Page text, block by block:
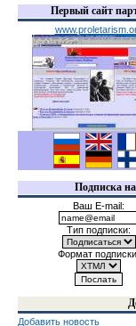
Первый сайт
Подписка
Ваш E-mail:
Тип подписки:
Формат
Добавить новость